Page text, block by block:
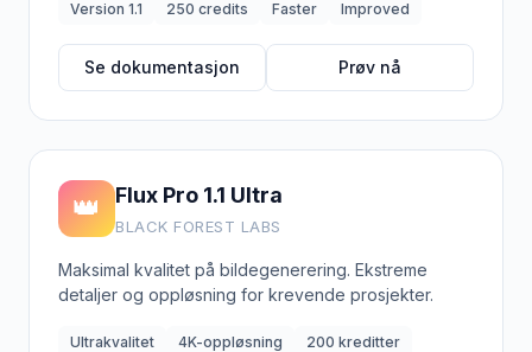
Version 1.1 250 credits Faster Improved
Se dokumentasjon Prøv nå
👑 Flux Pro 1.1 Ultra
BLACK FOREST LABS
Maksimal kvalitet på bildegenerering. Ekstreme
detaljer og oppløsning for krevende prosjekter.
Ultrakvalitet 4K-oppløsning
200 kreditter